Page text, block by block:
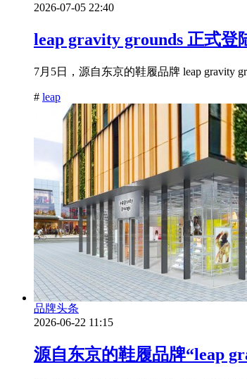
2026-07-05 22:40
leap gravity grounds 正式
7月5日，源自东京的鞋履品牌 leap gravity
# leap
品牌头条
2026-06-22 11:15
源自东京的鞋履品牌“leap